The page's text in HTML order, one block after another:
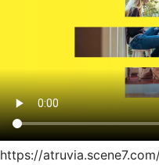
https://